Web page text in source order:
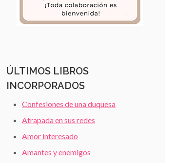
ÚLTIMOS LIBROS
INCORPORADOS
Confesiones de una duquesa
Atrapada en sus redes
Amor interesado
Amantes y enemigos